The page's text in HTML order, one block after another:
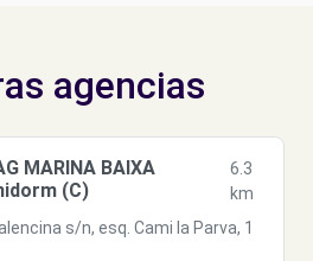
agencias
MARINA BAIXA
(C)
6.3
km
s/n, esq. Cami la Parva, 1